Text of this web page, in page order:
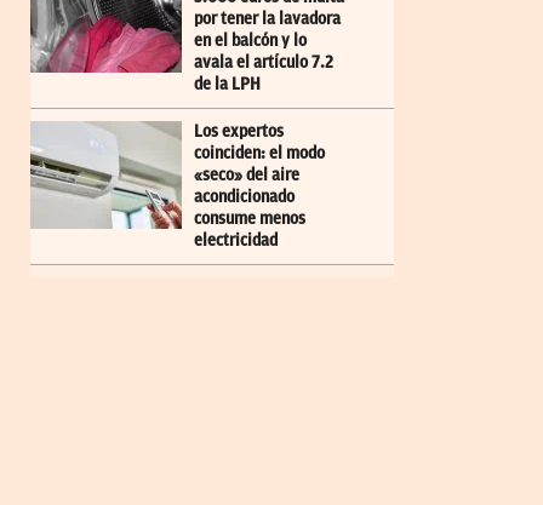
por tener la lavadora
en el balcón y lo
avala el artículo 7.2
de la LPH
Los expertos
coinciden: el modo
«seco» del aire
acondicionado
consume menos
electricidad